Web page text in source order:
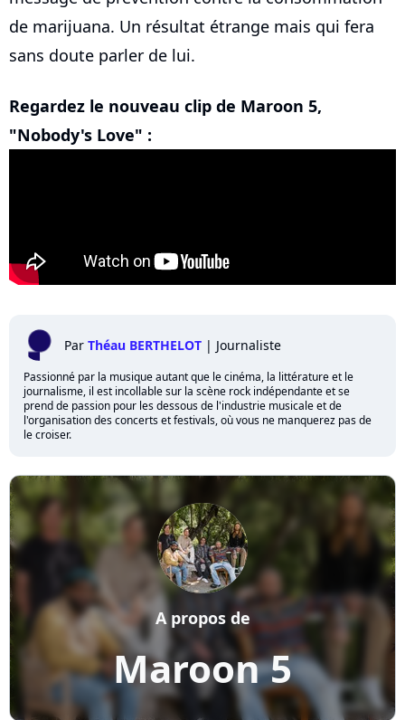
de marijuana. Un résultat étrange mais qui fera
sans doute parler de lui.
Regardez le nouveau clip de Maroon 5,
"Nobody's Love" :
Par Théau BERTHELOT | Journaliste
Passionné par la musique autant que le cinéma, la littérature et le
journalisme, il est incollable sur la scène rock indépendante et se
prend de passion pour les dessous de l'industrie musicale et de
l'organisation des concerts et festivals, où vous ne manquerez pas de
le croiser.
Maroon 5
A propos de